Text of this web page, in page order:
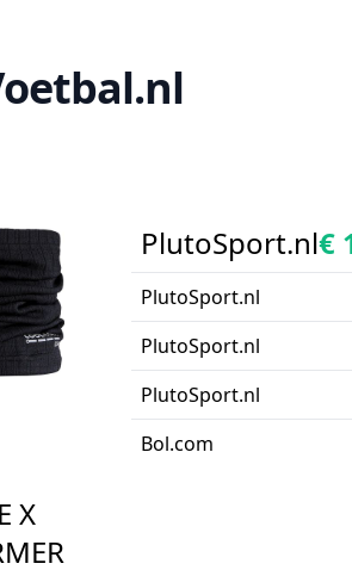
X
PlutoSport.nl€
PlutoSport.nl
PlutoSport.nl
PlutoSport.nl
Bol.com